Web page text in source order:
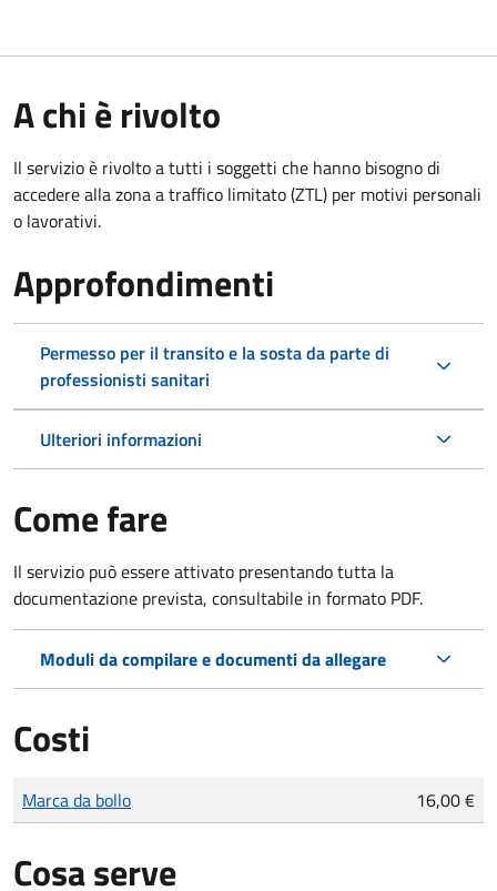
A chi è rivolto
Il servizio è rivolto a tutti i soggetti che hanno bisogno di
accedere alla zona a traffico limitato (ZTL) per motivi personali
o lavorativi.
Approfondimenti
Permesso per il transito e la sosta da parte di
professionisti sanitari
Ulteriori informazioni
Come fare
Il servizio può essere attivato presentando tutta la
documentazione prevista, consultabile in formato PDF.
Moduli da compilare e documenti da allegare
Costi
Tipo di pagamento
Importo
Marca da bollo 16,00 €
Cosa serve